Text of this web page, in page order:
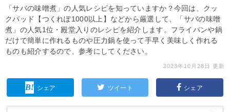
「サバの味噌煮」の人気レシピを知っていますか？今回は、クッ
クパッド【つくれぽ1000以上】などから厳選して、「サバの味噌
煮」の人気1位・殿堂入りのレシピを紹介します。フライパンや鍋
だけで簡単に作れるものや圧力鍋を使って手早く美味しく作れる
ものも紹介するので、参考にしてください。
2023年10月28日 更新
シェア ツイート シェア